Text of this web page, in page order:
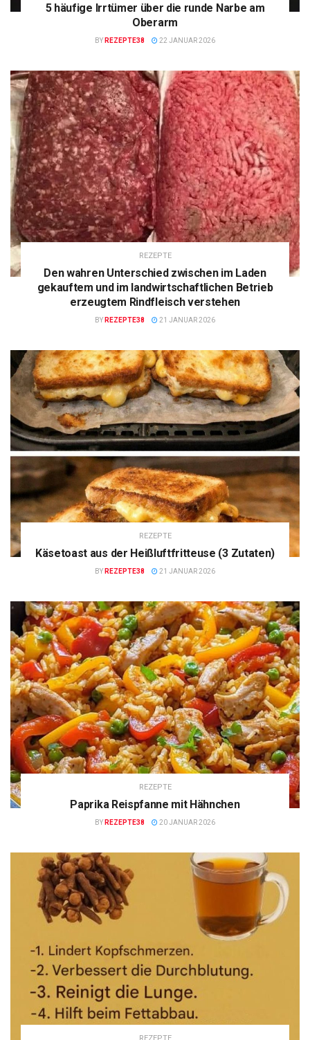
5 häufige Irrtümer über die runde Narbe am
Oberarm
BY REZEPTE38 22 JANUAR 2026
REZEPTE
Den wahren Unterschied zwischen im Laden
gekauftem und im landwirtschaftlichen Betrieb
erzeugtem Rindfleisch verstehen
BY REZEPTE38 21 JANUAR 2026
REZEPTE
Käsetoast aus der Heißluftfritteuse (3 Zutaten)
BY REZEPTE38 21 JANUAR 2026
REZEPTE
Paprika Reispfanne mit Hähnchen
BY REZEPTE38 20 JANUAR 2026